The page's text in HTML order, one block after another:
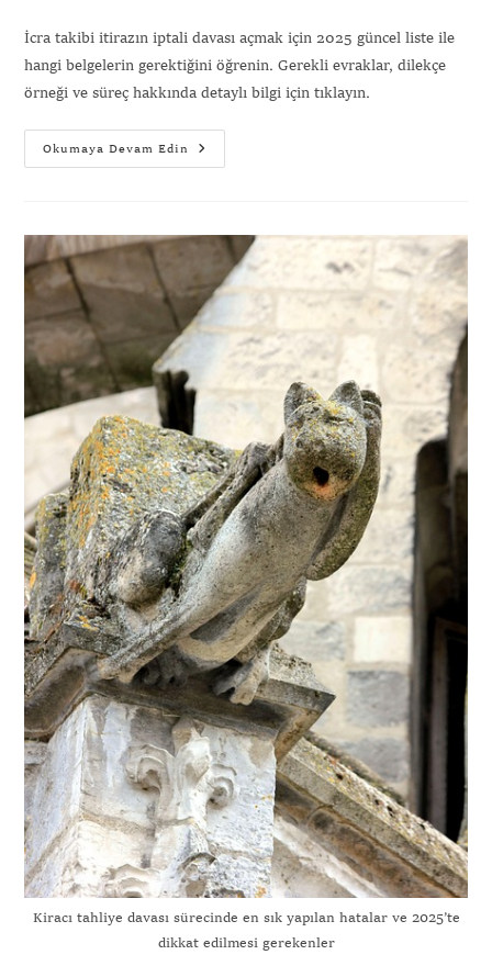
İcra takibi itirazın iptali davası açmak için 2025 güncel liste ile
hangi belgelerin gerektiğini öğrenin. Gerekli evraklar, dilekçe
örneği ve süreç hakkında detaylı bilgi için tıklayın.
Okumaya Devam Edin
Kiracı tahliye davası sürecinde en sık yapılan hatalar ve 2025’te
dikkat edilmesi gerekenler